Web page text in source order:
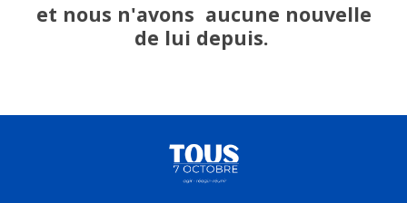
et nous n'avons aucune nouvelle
de lui depuis.